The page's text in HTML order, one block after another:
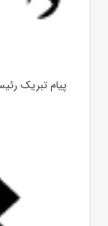
پیام تبریک